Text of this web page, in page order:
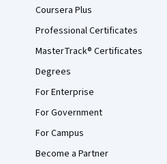
Coursera Plus
Professional Certificates
MasterTrack® Certificates
Degrees
For Enterprise
For Government
For Campus
Become a Partner